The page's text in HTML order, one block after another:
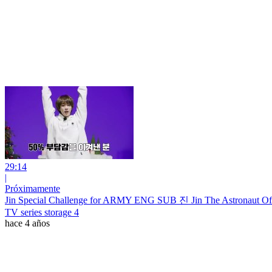
29:14
|
Próximamente
Jin Special Challenge for ARMY ENG SUB 진 Jin The Astronaut
TV series storage 4
hace 4 años